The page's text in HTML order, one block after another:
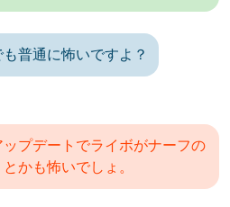
普通に怖いですよ？
プデートでライボがナーフの
かも怖いでしょ。